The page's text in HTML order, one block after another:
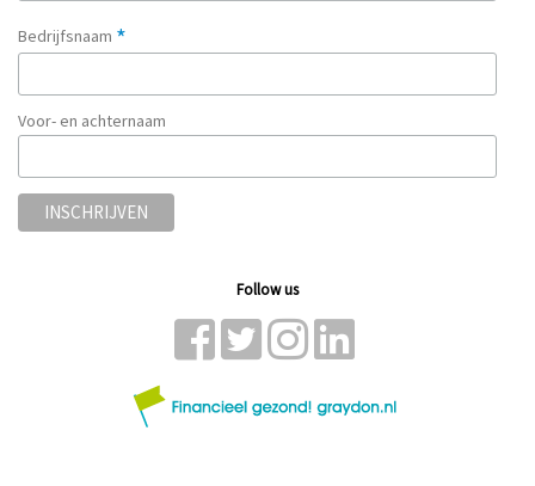
Bedrijfsnaam *
Voor- en achternaam
Follow us